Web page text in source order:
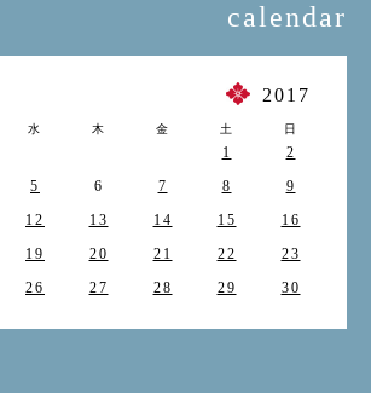
calendar
2017
水 木 金 土 日
1
2
5 6 7 8
9
12 13 14 15
16
19 20 21 22
23
26 27 28 29 30